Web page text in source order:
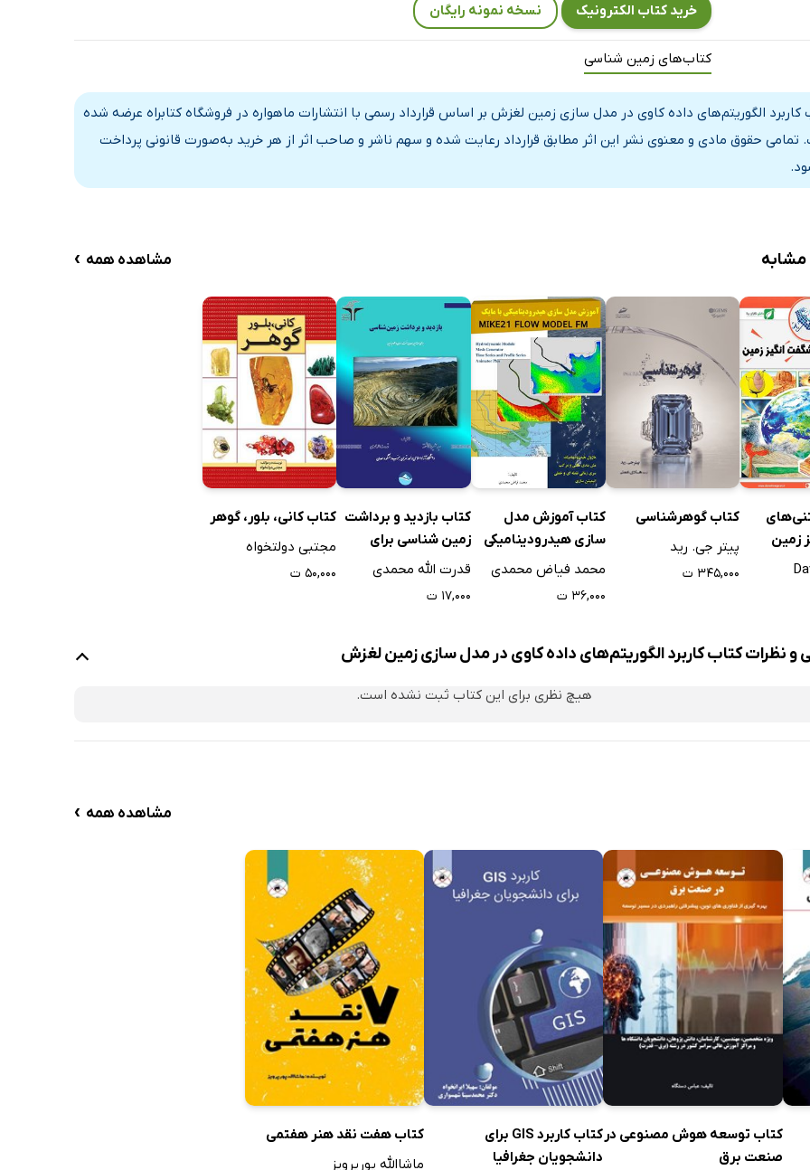
خرید کتاب الکترونیک نسخه نمونه رایگان
کتاب‌های زمین شناسی
کاربرد الگوریتم‌های داده کاوی در مدل سازی زمین لغزش بر اساس قرارداد رسمی با انتشارات ماهواره در فروشگاه کتابراه عرضه شده
تمامی حقوق مادی و معنوی نشر این اثر مطابق قرارداد رعایت شده و سهم ناشر و صاحب اثر از هر خرید به‌صورت قانونی پرداخت
مشاهده همه ›
زمین
کتاب گوهرشناسی
پیتر جی. رید
۳۴۵,۰۰۰ ت
کتاب آموزش مدل
سازی هیدرودینامیکی
با MIKE 21 FLOW
محمد فیاض محمدی
۳۶,۰۰۰ ت
کتاب بازدید و برداشت
زمین‌ شناسی برای
مهندسین معدن، نفت،
قدرت الله محمدی
۱۷,۰۰۰ ت
کتاب کانی، بلور، گوهر
مجتبی دولتخواه
۵۰,۰۰۰ ت
و نظرات کتاب کاربرد الگوریتم‌های داده کاوی در مدل سازی زمین لغزش
هیچ نظری برای این کتاب ثبت نشده است.
مشاهده همه ›
کتاب توسعه هوش مصنوعی در
صنعت برق
کتاب کاربرد GIS برای
دانشجویان جغرافیا
کتاب هفت نقد هنر هفتمی
ماشاالله پورپرویز